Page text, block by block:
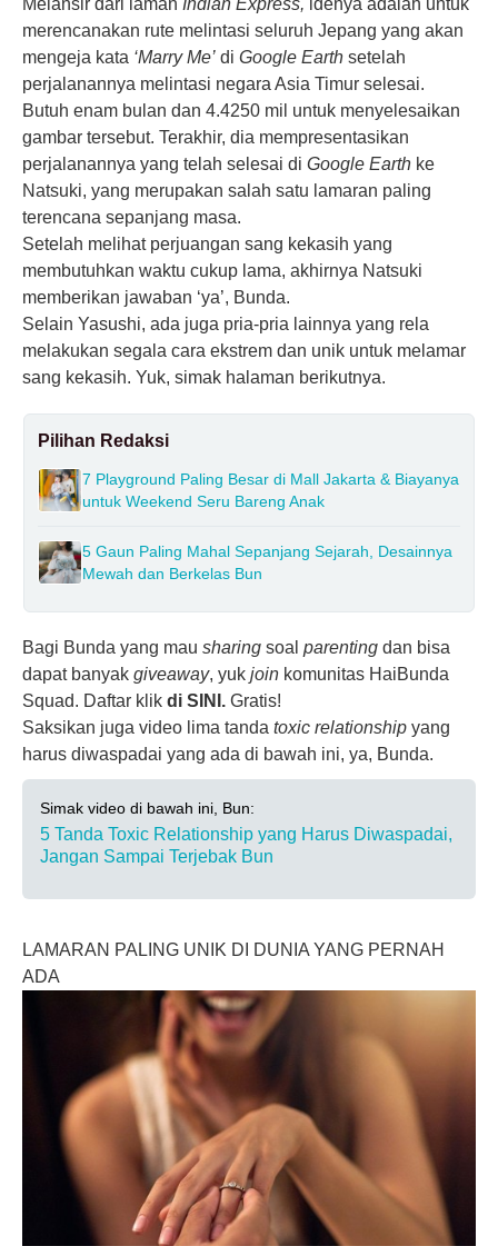
merencanakan rute melintasi seluruh Jepang yang akan
mengeja kata ‘Marry Me’ di Google Earth setelah
perjalanannya melintasi negara Asia Timur selesai.
Butuh enam bulan dan 4.4250 mil untuk menyelesaikan
gambar tersebut. Terakhir, dia mempresentasikan
perjalanannya yang telah selesai di Google Earth ke
Natsuki, yang merupakan salah satu lamaran paling
terencana sepanjang masa.
Setelah melihat perjuangan sang kekasih yang
membutuhkan waktu cukup lama, akhirnya Natsuki
memberikan jawaban ‘ya’, Bunda.
Selain Yasushi, ada juga pria-pria lainnya yang rela
melakukan segala cara ekstrem dan unik untuk melamar
sang kekasih. Yuk, simak halaman berikutnya.
Pilihan Redaksi
7 Playground Paling Besar di Mall Jakarta & Biayanya
untuk Weekend Seru Bareng Anak
5 Gaun Paling Mahal Sepanjang Sejarah, Desainnya
Mewah dan Berkelas Bun
Bagi Bunda yang mau sharing soal parenting dan bisa
dapat banyak giveaway, yuk join komunitas HaiBunda
Squad. Daftar klik di SINI. Gratis!
Saksikan juga video lima tanda toxic relationship yang
harus diwaspadai yang ada di bawah ini, ya, Bunda.
Simak video di bawah ini, Bun:
5 Tanda Toxic Relationship yang Harus Diwaspadai,
Jangan Sampai Terjebak Bun
LAMARAN PALING UNIK DI DUNIA YANG PERNAH
ADA